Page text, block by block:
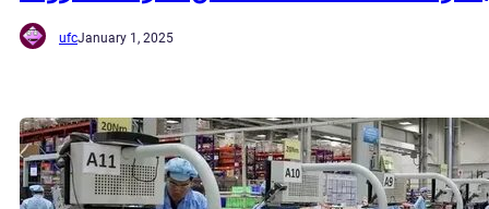
ufcJanuary 1, 2025